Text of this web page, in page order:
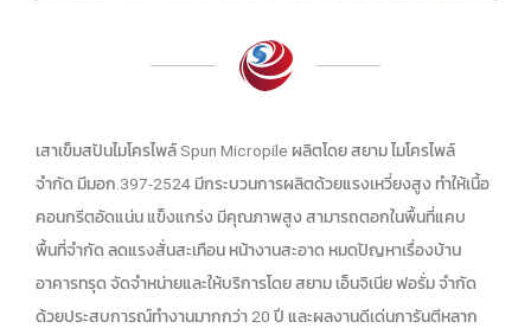
เสาเข็มสปันไมโครไพล์ Spun Micropile ผลิตโดย สยาม ไมโครไพล์
จำกัด มีมอก.397-2524 มีกระบวนการผลิตด้วยแรงเหวี่ยงสูง ทำให้เนื้อ
คอนกรีตอัดแน่น แข็งแกร่ง มีคุณภาพสูง สามารถตอกในพื้นที่แคบ
พื้นที่จำกัด ลดแรงสั่นสะเทือน หน้างานสะอาด หมดปัญหาเรื่องบ้าน
อาคารทรุด จัดจำหน่ายและให้บริการโดย สยาม เอ็นจิเนีย ฟอรั่ม จำกัด
ด้วยประสบการณ์ทำงานมากกว่า 20 ปี และผลงานดีเด่นการันตีหลาก